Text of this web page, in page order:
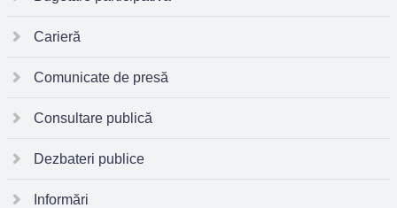
Carieră
Comunicate de presă
Consultare publică
Dezbateri publice
Informări